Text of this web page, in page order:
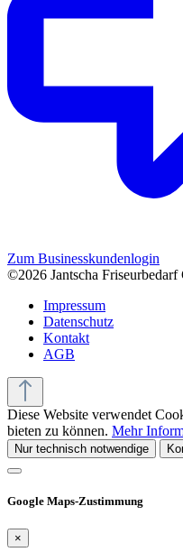
Zum Businesskundenlogin
©2026 Jantscha
Impressum
Datenschutz
Kontakt
AGB
Diese Website verwendet
bieten zu können. Mehr
Nur technisch notwendige
Google Maps-Zustimmung
×